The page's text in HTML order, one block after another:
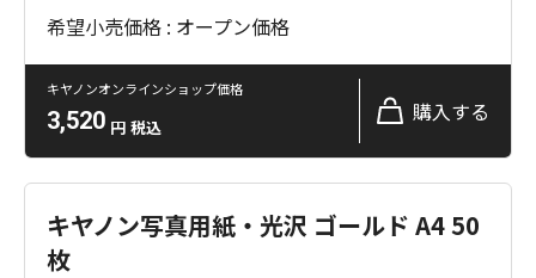
希望小売価格 : オープン価格
キヤノンオンラインショップ価格
3,520 円 税込
購入する
キヤノン写真用紙・光沢 ゴールド A4 50
枚